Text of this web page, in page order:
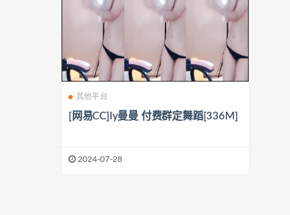
其他平台
[网易CC]ly曼曼 付费群定舞蹈[336M]
2024-07-28